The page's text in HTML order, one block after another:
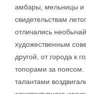
амбары, мельницы и
свидетельствам
отличались
художественным
другой, от города к
топорами за
талантами